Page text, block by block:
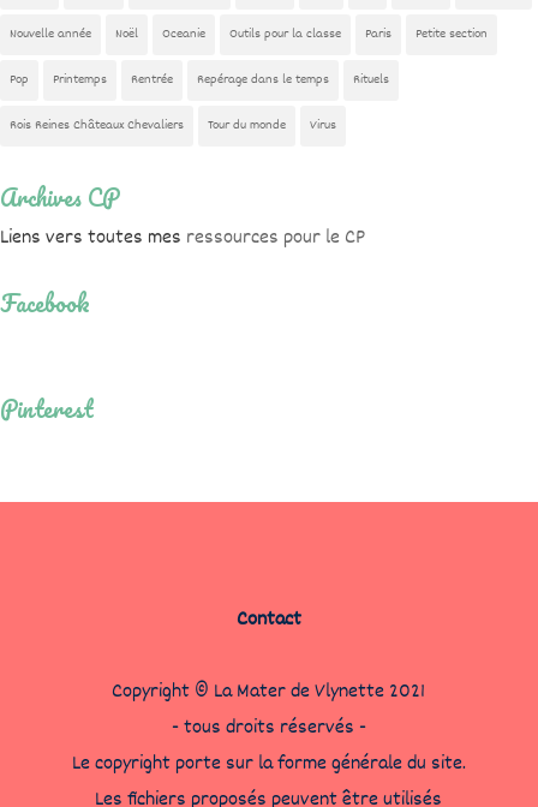
Nouvelle année Noël Oceanie Outils pour la classe Paris Petite section
Pop Printemps Rentrée Repérage dans le temps Rituels
Rois Reines Châteaux Chevaliers Tour du monde Virus
Archives CP
Liens vers toutes mes ressources pour le CP
Facebook
Pinterest
Contact
Copyright © La Mater de Vlynette 2021
- tous droits réservés -
Le copyright porte sur la forme générale du site.
Les fichiers proposés peuvent être utilisés